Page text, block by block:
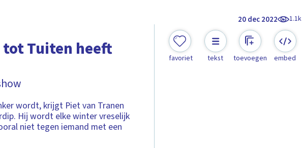
20 dec 2022 1.1k
tot Tuiten heeft
wordt, krijgt Piet van Tranen
Hij wordt elke winter vreselijk
niet tegen iemand met een
favoriet tekst toevoegen embed